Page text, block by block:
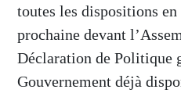
toutes les dispositions
prochaine devant
Déclaration de Politique
Gouvernement déjà